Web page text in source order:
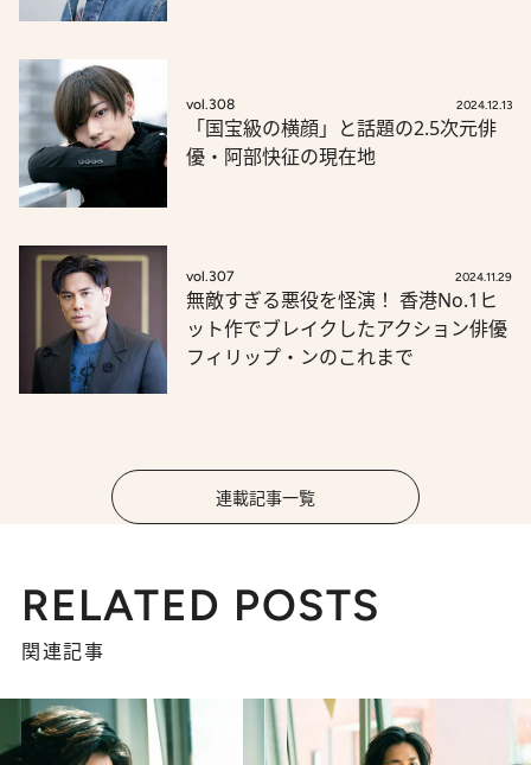
vol.308 2024.12.13
「国宝級の横顔」と話題の2.5次元俳
優・阿部快征の現在地
vol.307 2024.11.29
無敵すぎる悪役を怪演！ 香港No.1ヒ
ット作でブレイクしたアクション俳優
フィリップ・ンのこれまで
連載記事一覧
RELATED POSTS
関連記事